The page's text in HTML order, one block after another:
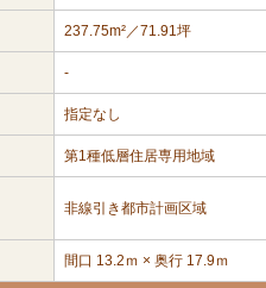
237.75m²／71.91坪
-
指定なし
第1種低層住居専用地域
非線引き都市計画区域
間口 13.2ｍ × 奥行 17.9ｍ